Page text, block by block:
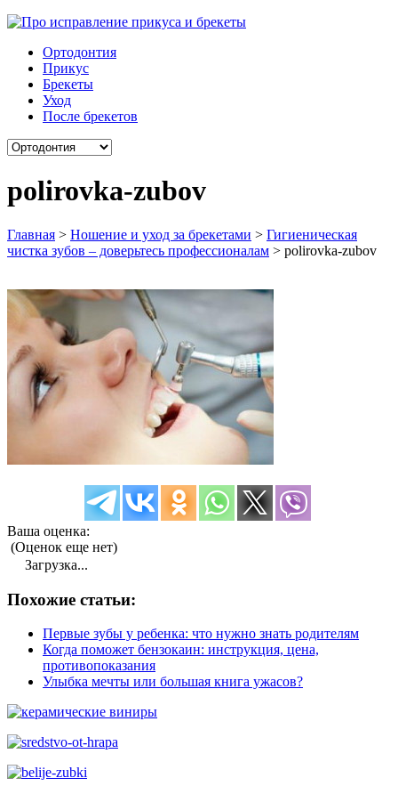
Ортодонтия
Прикус
Брекеты
Уход
После брекетов
polirovka-zubov
Главная > Ношение и уход за брекетами > Гигиеническая
чистка зубов – доверьтесь профессионалам > polirovka-zubov
Ваша оценка:
(Оценок еще нет)
Загрузка...
Похожие статьи:
Первые зубы у ребенка: что нужно знать родителям
Когда поможет бензокаин: инструкция, цена,
противопоказания
Улыбка мечты или большая книга ужасов?